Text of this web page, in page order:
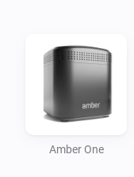
Current features:
- Reboot / switch
- Display CPU %
- Display
Amber One